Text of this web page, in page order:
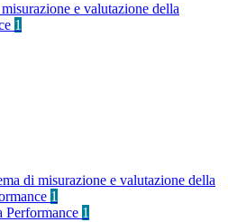
e valutazione della
1
di misurazione e valutazione della
1
Performance 1